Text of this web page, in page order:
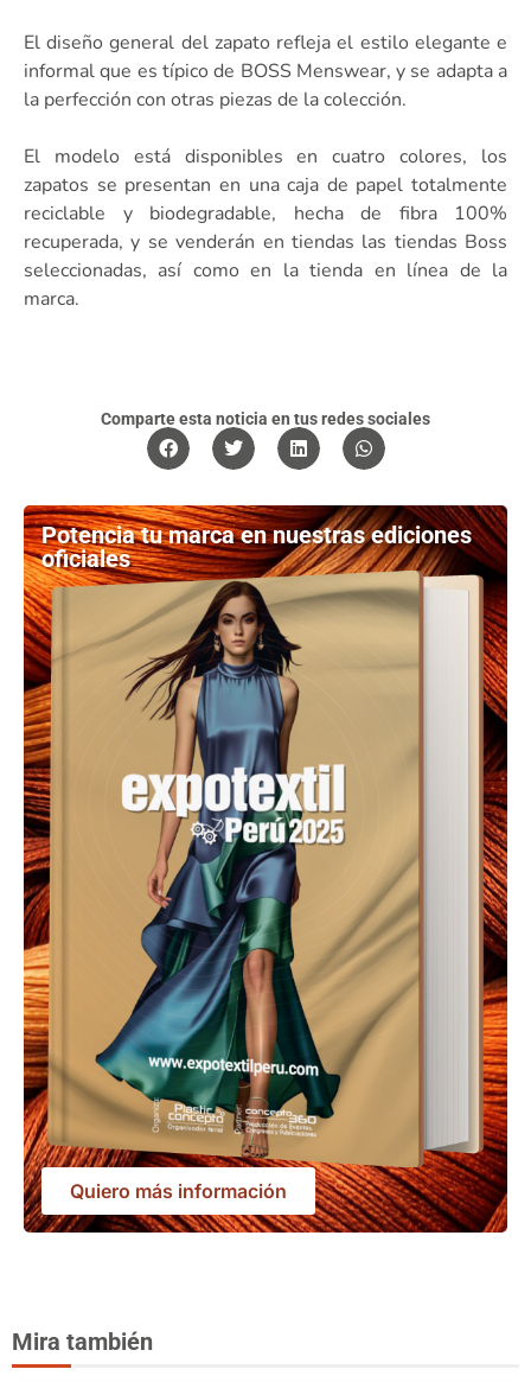
El diseño general del zapato refleja el estilo elegante e
informal que es típico de BOSS Menswear, y se adapta a
la perfección con otras piezas de la colección.
El modelo está disponibles en cuatro colores, los
zapatos se presentan en una caja de papel totalmente
reciclable y biodegradable, hecha de fibra 100%
recuperada, y se venderán en tiendas las tiendas Boss
seleccionadas, así como en la tienda en línea de la
marca.
Comparte esta noticia en tus redes sociales
Potencia tu marca en nuestras ediciones
oficiales
Quiero más información
Mira también